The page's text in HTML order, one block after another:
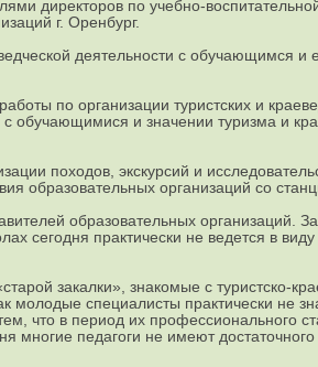
директоров по учебно-
г. Оренбург.
деятельности с обучающимся и
по организации туристских и
обучающимися и значении туризма и
походов, экскурсий и
образовательных организаций со
образовательных организаций.
сегодня практически не ведется в виду
закалки», знакомые с туристско-
молодые специалисты практически не
что в период их профессионального
многие педагоги не имеют